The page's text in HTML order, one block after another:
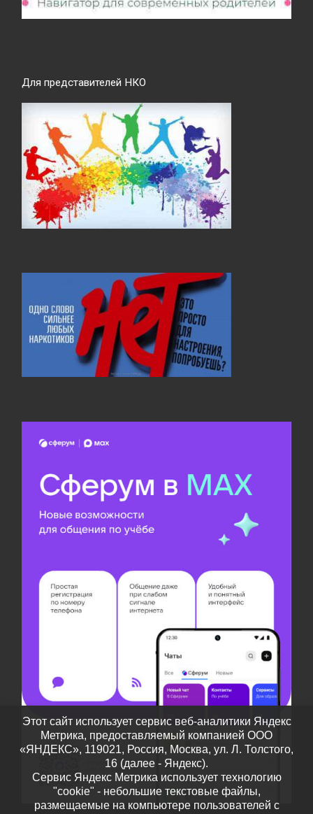
Для представителей НКО
Этот сайт использует сервис веб-аналитики Яндекс
Метрика, предоставляемый компанией ООО
«ЯНДЕКС», 119021, Россия, Москва, ул. Л. Толстого,
16 (далее - Яндекс).
Сервис Яндекс Метрика использует технологию
"cookie" - небольшие текстовые файлы,
размещаемые на компьютере пользователей с